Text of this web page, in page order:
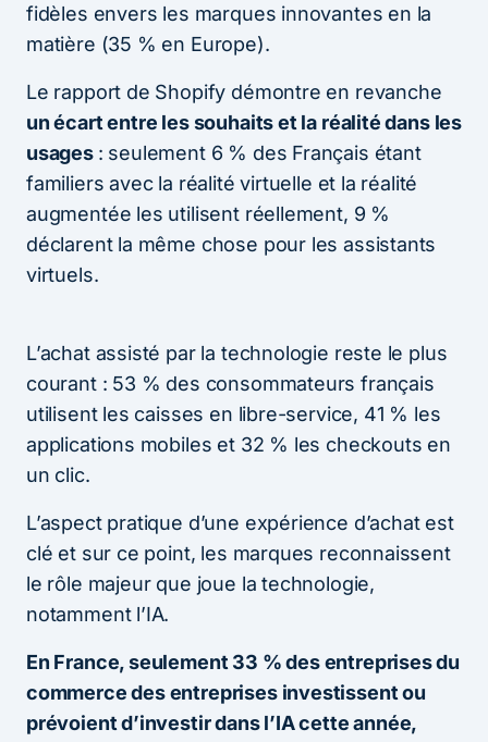
fidèles envers les marques innovantes en la
matière (35 % en Europe).
Le rapport de Shopify démontre en revanche
un écart entre les souhaits et la réalité dans les
usages : seulement 6 % des Français étant
familiers avec la réalité virtuelle et la réalité
augmentée les utilisent réellement, 9 %
déclarent la même chose pour les assistants
virtuels.
L’achat assisté par la technologie reste le plus
courant : 53 % des consommateurs français
utilisent les caisses en libre-service, 41 % les
applications mobiles et 32 % les checkouts en
un clic.
L’aspect pratique d’une expérience d’achat est
clé et sur ce point, les marques reconnaissent
le rôle majeur que joue la technologie,
notamment l’IA.
En France, seulement 33 % des entreprises du
commerce des entreprises investissent ou
prévoient d’investir dans l’IA cette année,